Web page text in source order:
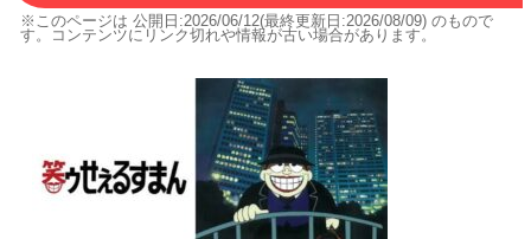
※このページは 公開日:2026/06/12(最終更新日:2026/08/09)のもので
す。コンテンツにリンク切れや情報が古い場合があります。